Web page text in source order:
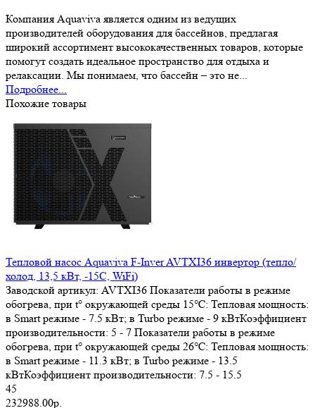
Компания Aquaviva является одним из ведущих
производителей оборудования для бассейнов, предлагая
широкий ассортимент высококачественных товаров, которые
помогут создать идеальное пространство для отдыха и
релаксации. Мы понимаем, что бассейн – это не...
Подробнее...
Похожие товары
Тепловой насос Aquaviva F-Inver AVTXI36 инвертор (тепло/
холод, 13,5 кВт, -15С, WiFi)
Заводской артикул: AVTXI36 Показатели работы в режиме
обогрева, при t° окружающей среды 15℃: Тепловая мощность:
в Smart режиме - 7.5 кВт; в Turbo режиме - 9 кВтКоэффициент
производительности: 5 - 7 Показатели работы в режиме
обогрева, при t° окружающей среды 26℃: Тепловая мощность:
в Smart режиме - 11.3 кВт; в Turbo режиме - 13.5
кВтКоэффициент производительности: 7.5 - 15.5
45
232988.00р.